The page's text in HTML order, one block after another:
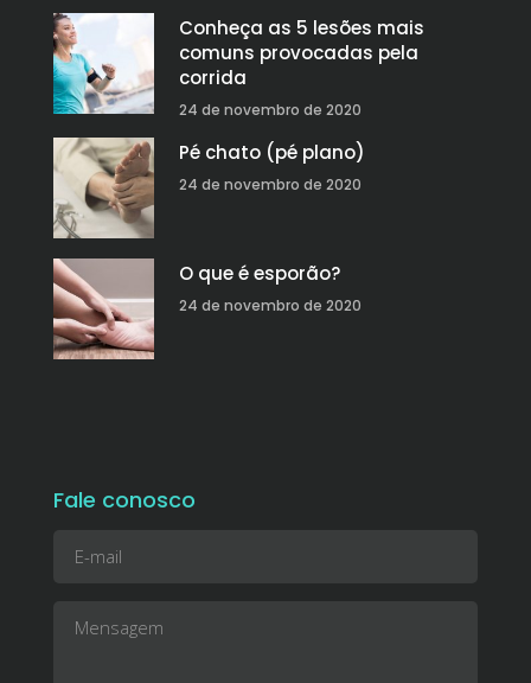
Conheça as 5 lesões mais
comuns provocadas pela
corrida
24 de novembro de 2020
Pé chato (pé plano)
24 de novembro de 2020
O que é esporão?
24 de novembro de 2020
Fale conosco